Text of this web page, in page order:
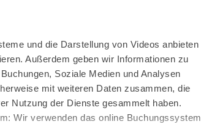
und die Darstellung von Videos anbieten
Außerdem geben wir Informationen zu
Soziale Medien und Analysen
mit weiteren Daten zusammen, die
Nutzung der Dienste gesammelt haben.
Wir verwenden das online Buchungssystem